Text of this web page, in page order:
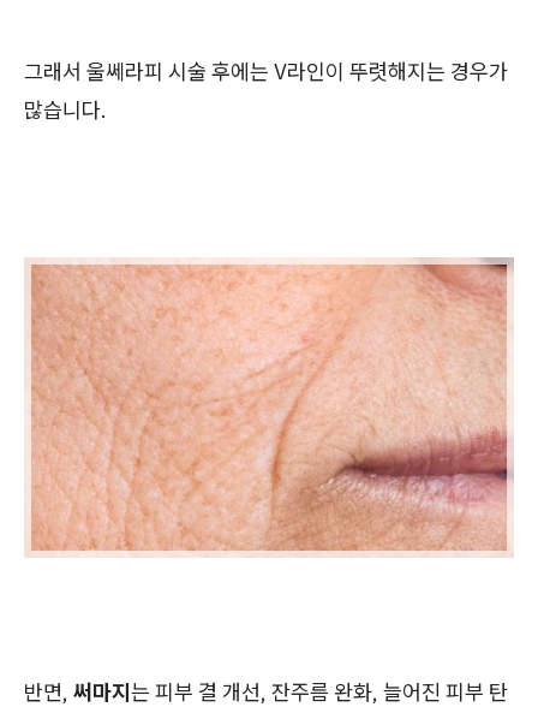
그래서 울쎄라피 시술 후에는 V라인이 뚜렷해지는 경우가
많습니다.
반면, 써마지는 피부 결 개선, 잔주름 완화, 늘어진 피부 탄